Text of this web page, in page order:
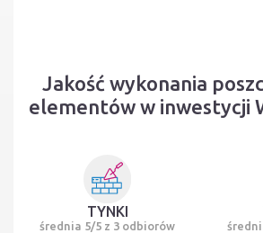
Jakość wykonania
elementów w inwestycji
TYNKI
średnia 5/5 z 3 odbiorów